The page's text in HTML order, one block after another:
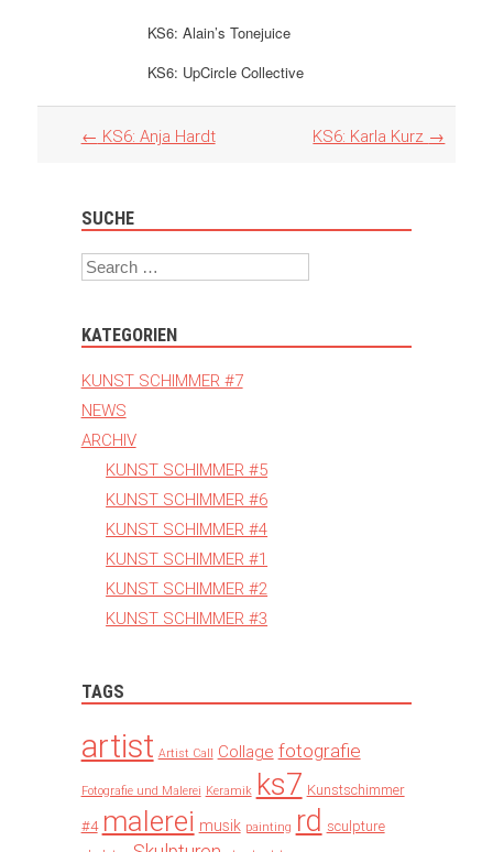
KS6: Alain’s Tonejuice
KS6: UpCircle Collective
Artikel
← KS6: Anja Hardt KS6: Karla Kurz →
SUCHE
Search
KATEGORIEN
KUNST SCHIMMER #7
NEWS
ARCHIV
KUNST SCHIMMER #5
KUNST SCHIMMER #6
KUNST SCHIMMER #4
KUNST SCHIMMER #1
KUNST SCHIMMER #2
KUNST SCHIMMER #3
TAGS
artist Artist Call Collage fotografie
Fotografie und Malerei Keramik ks7 Kunstschimmer
#4 malerei musik painting rd sculpture